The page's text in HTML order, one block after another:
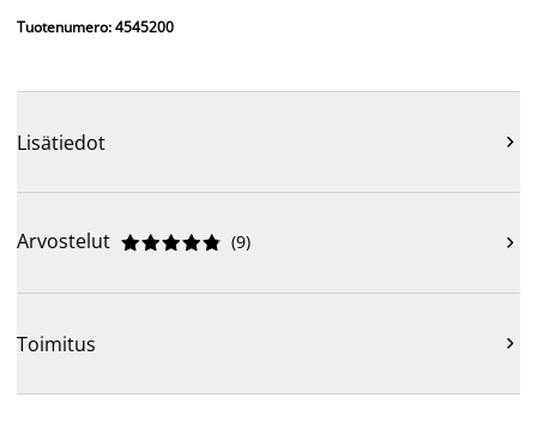
Tuotenumero: 4545200
Lisätiedot 
Arvostelut 




 (9) 
Toimitus 